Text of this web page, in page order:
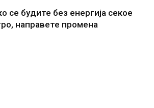
се будите без енергиjа секое
направете промена